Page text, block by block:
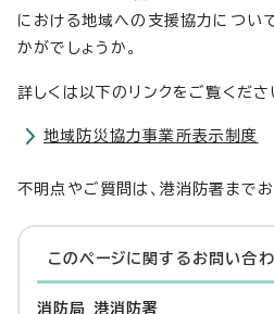
における地域への支援協力につい
かがでしょうか。
詳しくは以下のリンクをご覧くださ
地域防災協力事業所表示制度
不明点やご質問は、港消防署まで
このページに関する お問い合
消防局 港消防署